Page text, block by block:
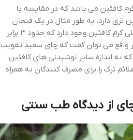
حاوی ۲۸ میلی ‌گرم کافئین می‌ باشد که در مقایسه با
تری دارد. به طور مثال در یک فنجان
قهوه با اندازه مشابه ۹۵ میلی ‌گرم کافئین وجود دارد که حدود ۳ برابر
واقع می‌ توان گفت که چای سفید تقویت
به اندازه سایر نوشیدنی‌ های کافئین
ترک را برای مصرف کنندگان به همراه
از دیدگاه طب سنتی